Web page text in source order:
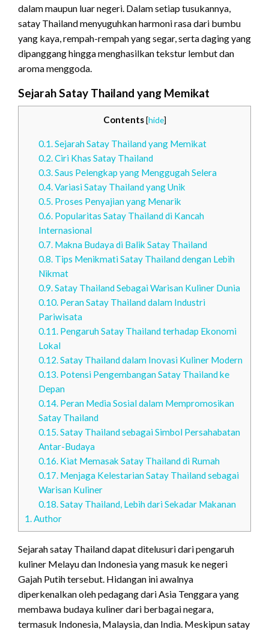
dalam maupun luar negeri. Dalam setiap tusukannya,
satay Thailand menyuguhkan harmoni rasa dari bumbu
yang kaya, rempah-rempah yang segar, serta daging yang
dipanggang hingga menghasilkan tekstur lembut dan
aroma menggoda.
Sejarah Satay Thailand yang Memikat
Contents [hide]
0.1. Sejarah Satay Thailand yang Memikat
0.2. Ciri Khas Satay Thailand
0.3. Saus Pelengkap yang Menggugah Selera
0.4. Variasi Satay Thailand yang Unik
0.5. Proses Penyajian yang Menarik
0.6. Popularitas Satay Thailand di Kancah
Internasional
0.7. Makna Budaya di Balik Satay Thailand
0.8. Tips Menikmati Satay Thailand dengan Lebih
Nikmat
0.9. Satay Thailand Sebagai Warisan Kuliner Dunia
0.10. Peran Satay Thailand dalam Industri
Pariwisata
0.11. Pengaruh Satay Thailand terhadap Ekonomi
Lokal
0.12. Satay Thailand dalam Inovasi Kuliner Modern
0.13. Potensi Pengembangan Satay Thailand ke
Depan
0.14. Peran Media Sosial dalam Mempromosikan
Satay Thailand
0.15. Satay Thailand sebagai Simbol Persahabatan
Antar-Budaya
0.16. Kiat Memasak Satay Thailand di Rumah
0.17. Menjaga Kelestarian Satay Thailand sebagai
Warisan Kuliner
0.18. Satay Thailand, Lebih dari Sekadar Makanan
1. Author
Sejarah satay Thailand dapat ditelusuri dari pengaruh
kuliner Melayu dan Indonesia yang masuk ke negeri
Gajah Putih tersebut. Hidangan ini awalnya
diperkenalkan oleh pedagang dari Asia Tenggara yang
membawa budaya kuliner dari berbagai negara,
termasuk Indonesia, Malaysia, dan India. Meskipun satay